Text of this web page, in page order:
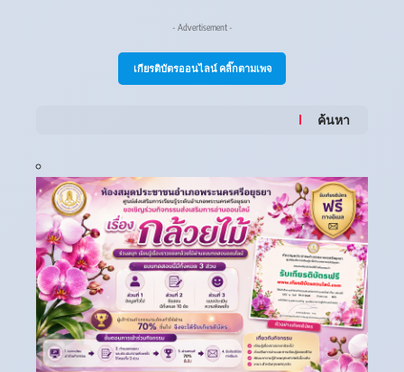
- Advertisement -
เกียรติบัตรออนไลน์ คลิ๊กตามเพจ
ค้นหา